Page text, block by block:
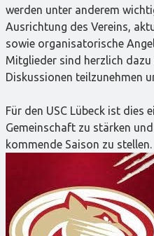
werden unter anderem
Ausrichtung des Vereins,
sowie organisatorische
Mitglieder sind herzlich
Diskussionen teilzunehmen
Für den USC Lübeck ist dies
Gemeinschaft zu stärken
kommende Saison zu stellen.